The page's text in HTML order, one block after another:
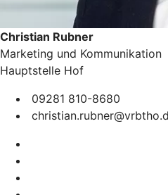
Christian Rubner
Marketing und Kommunikation
Hauptstelle Hof
09281 810-8680